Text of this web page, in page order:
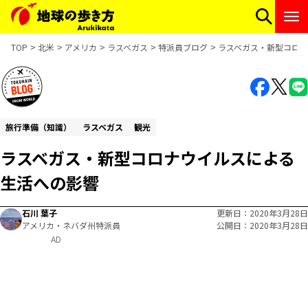
TOP 北米 アメリカ ラスベガス 特派員ブログ ラスベガス・新型コロ
旅行準備（知識） ラスベガス 観光
ラスベガス・新型コロナウイルスによる
生活への影響
石川 葉子
アメリカ・ネバダ州特派員
更新日
2020年3月28日
公開日
2020年3月28日
AD